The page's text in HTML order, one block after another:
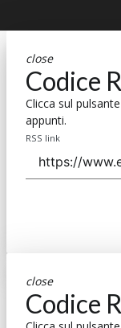
close
Codice
Clicca sul
appunti.
RSS link
close
Codice